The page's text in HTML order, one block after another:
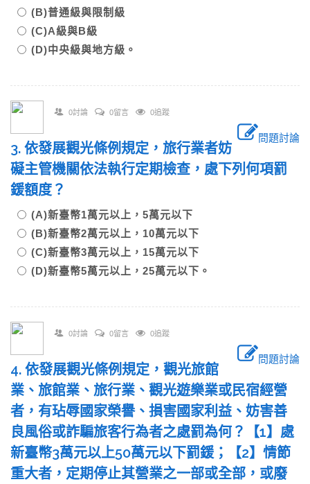
(B)普通級與限制級
(C)A級與B級
(D)中央級與地方級。
0討論 0留言 0追蹤
問題討論
3. 依發展觀光條例規定，旅行業者妨
礙主管機關依法執行定期檢查，處下列何項罰
鍰額度？
(A)新臺幣1萬元以上，5萬元以下
(B)新臺幣2萬元以上，10萬元以下
(C)新臺幣3萬元以上，15萬元以下
(D)新臺幣5萬元以上，25萬元以下。
0討論 0留言 0追蹤
問題討論
4. 依發展觀光條例規定，觀光旅館
業、旅館業、旅行業、觀光遊樂業或民宿經營
者，有玷辱國家榮譽、損害國家利益、妨害善
良風俗或詐騙旅客行為者之處罰為何？【1】處
新臺幣3萬元以上50萬元以下罰鍰；【2】情節
重大者，定期停止其營業之一部或全部，或廢